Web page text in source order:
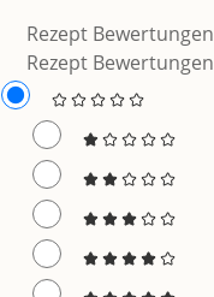
Rezept Bewertungen
Rezept Bewertungen